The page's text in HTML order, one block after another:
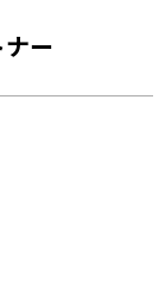
ー